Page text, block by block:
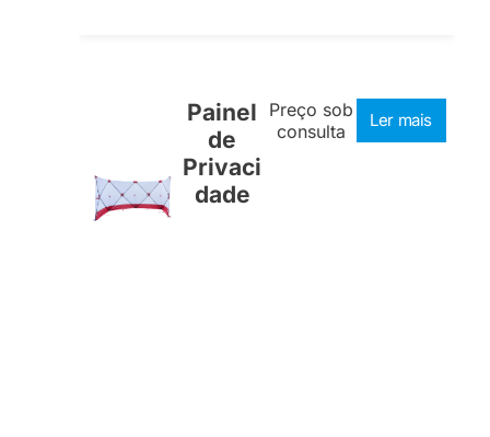
Painel
de
Privaci
dade
Preço sob
consulta
Ler mais